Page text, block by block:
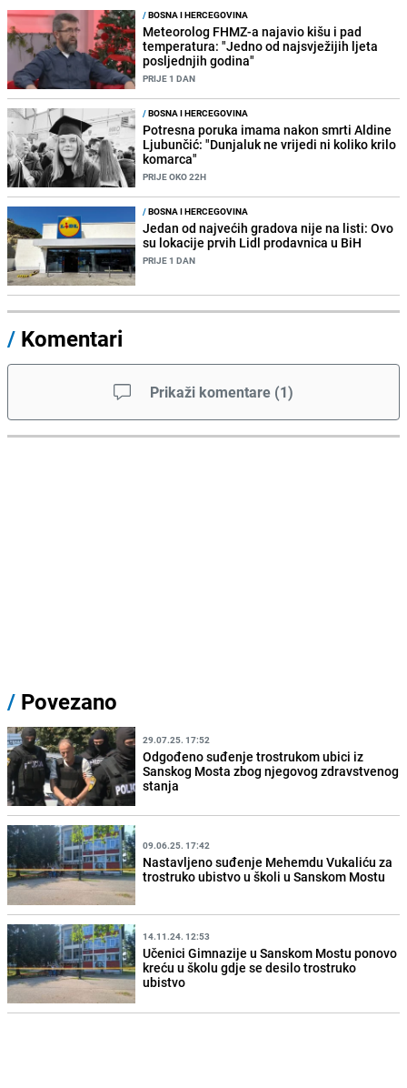
/BOSNA I HERCEGOVINA
Meteorolog FHMZ-a najavio kišu i pad
temperatura: "Jedno od najsvježijih ljeta
posljednjih godina"
PRIJE 1 DAN
/BOSNA I HERCEGOVINA
Potresna poruka imama nakon smrti Aldine
Ljubunčić: "Dunjaluk ne vrijedi ni koliko krilo
komarca"
PRIJE OKO 22H
/BOSNA I HERCEGOVINA
Jedan od najvećih gradova nije na listi: Ovo
su lokacije prvih Lidl prodavnica u BiH
PRIJE 1 DAN
/ Komentari
Prikaži komentare (1)
/ Povezano
29.07.25. 17:52
Odgođeno suđenje trostrukom ubici iz
Sanskog Mosta zbog njegovog zdravstvenog
stanja
09.06.25. 17:42
Nastavljeno suđenje Mehemdu Vukaliću za
trostruko ubistvo u školi u Sanskom Mostu
14.11.24. 12:53
Učenici Gimnazije u Sanskom Mostu ponovo
kreću u školu gdje se desilo trostruko
ubistvo